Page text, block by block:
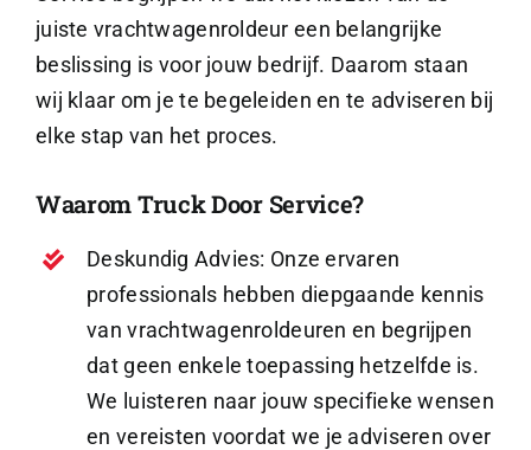
juiste vrachtwagenroldeur een belangrijke
beslissing is voor jouw bedrijf. Daarom staan
wij klaar om je te begeleiden en te adviseren bij
elke stap van het proces.
Waarom Truck Door Service?
Deskundig Advies: Onze ervaren
professionals hebben diepgaande kennis
van vrachtwagenroldeuren en begrijpen
dat geen enkele toepassing hetzelfde is.
We luisteren naar jouw specifieke wensen
en vereisten voordat we je adviseren over